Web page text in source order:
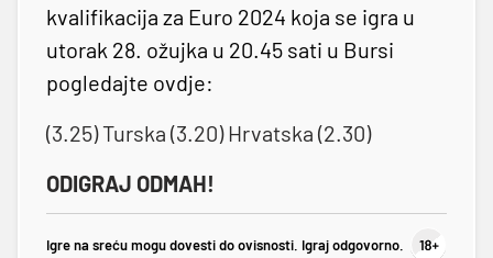
kvalifikacija za Euro 2024 koja se igra u
utorak 28. ožujka u 20.45 sati u Bursi
pogledajte ovdje:
(3.25) Turska (3.20) Hrvatska (2.30)
ODIGRAJ ODMAH!
Igre na sreću mogu dovesti do ovisnosti. Igraj odgovorno.